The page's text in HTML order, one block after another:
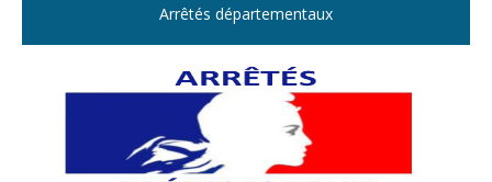
Arrêtés départementaux